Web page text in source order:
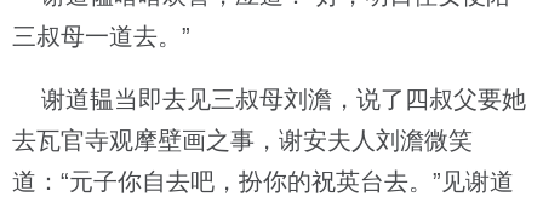
三叔母一道去。”
谢道韫当即去见三叔母刘澹，说了四叔父要她
去瓦官寺观摩壁画之事，谢安夫人刘澹微笑
道：“元子你自去吧，扮你的祝英台去。”见谢道